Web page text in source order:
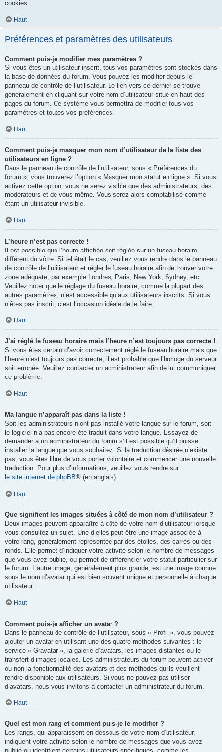
cookies.
Haut
Préférences et paramètres des utilisateurs
Comment puis-je modifier mes paramètres ?
Si vous êtes un utilisateur inscrit, tous vos paramètres sont stockés dans
la base de données du forum. Vous pouvez les modifier depuis le
panneau de contrôle de l’utilisateur. Le lien vers ce dernier se trouve
généralement en cliquant sur votre nom d’utilisateur situé en haut des
pages du forum. Ce système vous permettra de modifier tous vos
paramètres et toutes vos préférences.
Haut
Comment puis-je masquer mon nom d’utilisateur de la liste des
utilisateurs en ligne ?
Dans le panneau de contrôle de l’utilisateur, sous « Préférences du
forum », vous trouverez l’option « Masquer mon statut en ligne ». Si vous
activez cette option, vous ne serez visible que des administrateurs, des
modérateurs et de vous-même. Vous serez alors comptabilisé comme
étant un utilisateur invisible.
Haut
L’heure n’est pas correcte !
Il est possible que l’heure affichée soit réglée sur un fuseau horaire
différent du vôtre. Si tel était le cas, veuillez vous rendre dans le panneau
de contrôle de l’utilisateur et régler le fuseau horaire afin de trouver votre
zone adéquate, par exemple Londres, Paris, New York, Sydney, etc.
Veuillez noter que le réglage du fuseau horaire, comme la plupart des
autres paramètres, n’est accessible qu’aux utilisateurs inscrits. Si vous
n’êtes pas inscrit, c’est l’occasion idéale de le faire.
Haut
J’ai réglé le fuseau horaire mais l’heure n’est toujours pas correcte !
Si vous êtes certain d’avoir correctement réglé le fuseau horaire mais que
l’heure n’est toujours pas correcte, il est probable que l’horloge du serveur
soit erronée. Veuillez contacter un administrateur afin de lui communiquer
ce problème.
Haut
Ma langue n’apparaît pas dans la liste !
Soit les administrateurs n’ont pas installé votre langue sur le forum, soit
le logiciel n’a pas encore été traduit dans votre langue. Essayez de
demander à un administrateur du forum s’il est possible qu’il puisse
installer la langue que vous souhaitez. Si la traduction désirée n’existe
pas, vous êtes libre de vous porter volontaire et commencer une nouvelle
traduction. Pour plus d’informations, veuillez vous rendre sur
le site internet de phpBB® (en anglais).
Haut
Que signifient les images situées à côté de mon nom d’utilisateur ?
Deux images peuvent apparaître à côté de votre nom d’utilisateur lorsque
vous consultez un sujet. Une d’elles peut être une image associée à
votre rang, généralement représentée par des étoiles, des carrés ou des
ronds. Elle permet d’indiquer votre activité selon le nombre de messages
que vous avez publié, ou permet de différencier votre statut particulier sur
le forum. L’autre image, généralement plus grande, est une image connue
sous le nom d’avatar qui est bien souvent unique et personnelle à chaque
utilisateur.
Haut
Comment puis-je afficher un avatar ?
Dans le panneau de contrôle de l’utilisateur, sous « Profil », vous pouvez
ajouter un avatar en utilisant une des quatre méthodes suivantes : le
service « Gravatar », la galerie d’avatars, les images distantes ou le
transfert d’images locales. Les administrateurs du forum peuvent activer
ou non la fonctionnalité des avatars et des méthodes qu’ils veuillent
rendre disponible aux utilisateurs. Si vous ne pouvez pas utiliser
d’avatars, nous vous invitons à contacter un administrateur du forum.
Haut
Quel est mon rang et comment puis-je le modifier ?
Les rangs, qui apparaissent en dessous de votre nom d’utilisateur,
indiquent votre activité selon le nombre de messages que vous avez
publié ou identifient certains utilisateurs spécifiques, comme les